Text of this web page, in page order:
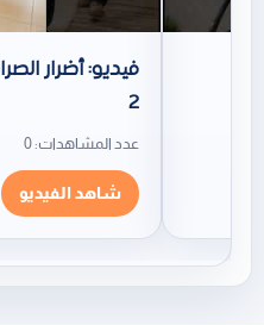
فيديو: أضرار
2
عدد المشاهدات: 0
شاهد الفيديو